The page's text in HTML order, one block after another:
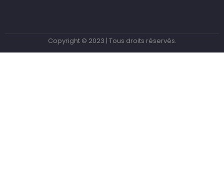
Copyright © 2023 | Tous droits réservés.